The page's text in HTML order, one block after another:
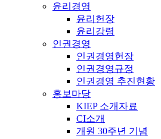
윤리경영
윤리헌장
윤리강령
인권경영
인권경영헌장
인권경영규정
인권경영 추진현황
홍보마당
KIEP 소개자료
CI소개
개원 30주년 기념